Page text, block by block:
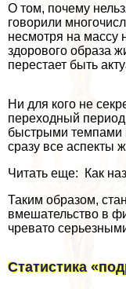
О том, почему
говорили
несмотря на массу
здорового образа
перестает быть
Ни для кого не
переходный
быстрыми темпами
сразу все аспекты
Читать еще: Как
Таким образом,
вмешательство в
чревато
Статистика